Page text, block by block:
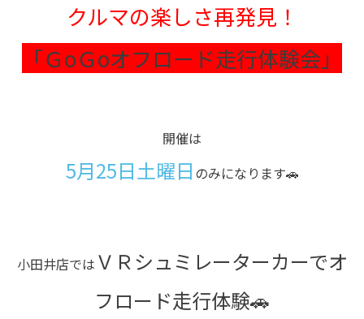
クルマの楽しさ再発見！
「ＧoＧoオフロード走行体験会」
開催は
5月25日土曜日 のみになります🚗
小田井店では ＶＲシュミレーターカーでオ
フロード走行体験🚗